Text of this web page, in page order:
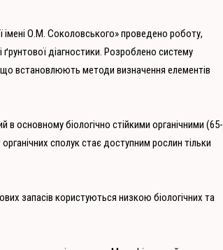
імені О.М. Соколовського» проведено роботу,
діагностики. Розроблено систему
встановлюють методи визначення елементів
в основному біологічно стійкими органічними (65-
сполук стає доступним рослин тільки
запасів користуються низкою біологічних та